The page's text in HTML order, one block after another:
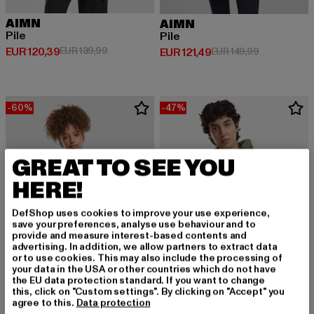
AIMN
Pile
EUR 120,39
Derzeitiger Preis: EUR 120,39
EUR 139,99Aktionspreis: EUR 139,99
AIMN
Pile
EUR 121,49
Derzeitiger Preis: EUR 121,49
EUR 149,99
-60%
AIMN
-47%
GREAT TO SEE YOU
HERE!
DefShop uses cookies to improve your use experience,
save your preferences, analyse use behaviour and to
provide and measure interest-based contents and
advertising. In addition, we allow partners to extract data
or to use cookies. This may also include the processing of
your data in the USA or other countries which do not have
the EU data protection standard. If you want to change
this, click on "Custom settings". By clicking on "Accept" you
agree to this. Data protection